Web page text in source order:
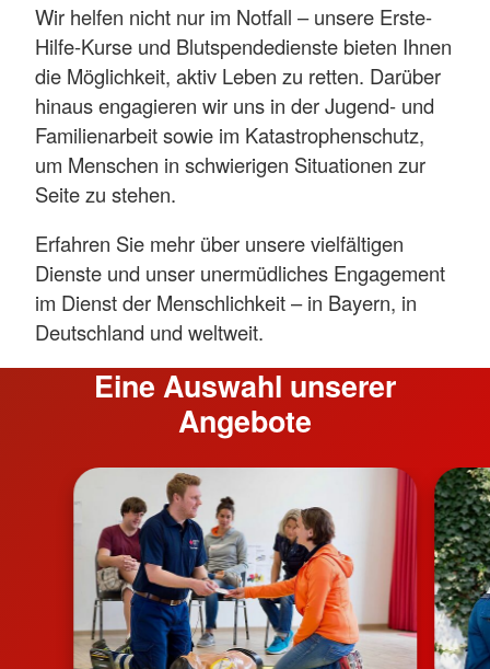
Wir helfen nicht nur im Notfall – unsere Erste-
Hilfe-Kurse und Blutspendedienste bieten Ihnen
die Möglichkeit, aktiv Leben zu retten. Darüber
hinaus engagieren wir uns in der Jugend- und
Familienarbeit sowie im Katastrophenschutz,
um Menschen in schwierigen Situationen zur
Seite zu stehen.
Erfahren Sie mehr über unsere vielfältigen
Dienste und unser unermüdliches Engagement
im Dienst der Menschlichkeit – in Bayern, in
Deutschland und weltweit.
Eine Auswahl unserer
Angebote